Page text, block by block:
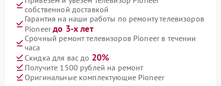
собственной доставкой
Гарантия на наши работы по ремонту телевизоров
Pioneerдо 3-х лет
Срочный ремонт телевизоров Pioneer в течении
часа
Скидка для вас до 20%
Получите 1500 рублей на ремонт
Оригинальные комплектующие Pioneer